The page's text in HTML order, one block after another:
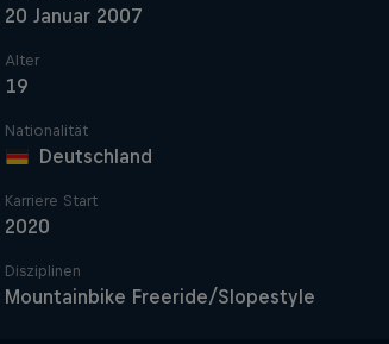
20 Januar 2007
Alter
19
Nationalität
Deutschland
Karriere Start
2020
Disziplinen
Mountainbike Freeride/Slopestyle